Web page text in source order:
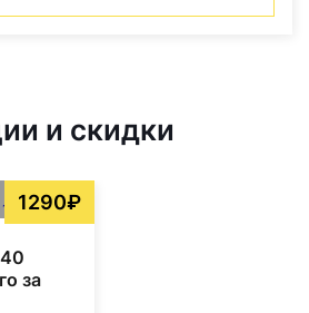
и скидки
1290₽
за